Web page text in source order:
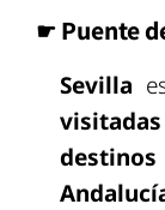
☛ Puente
Sevilla